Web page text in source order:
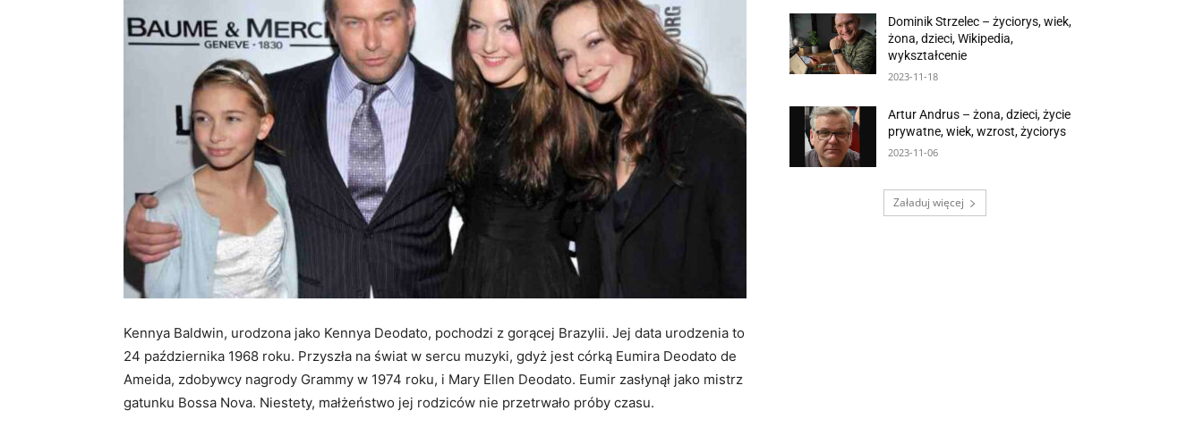
Kennya Baldwin, urodzona jako Kennya Deodato, pochodzi z gorącej Brazylii. Jej data urodzenia to
24 października 1968 roku. Przyszła na świat w sercu muzyki, gdyż jest córką Eumira Deodato de
Ameida, zdobywcy nagrody Grammy w 1974 roku, i Mary Ellen Deodato. Eumir zasłynął jako mistrz
gatunku Bossa Nova. Niestety, małżeństwo jej rodziców nie przetrwało próby czasu.
Dominik Strzelec – życiorys, wiek,
żona, dzieci, Wikipedia,
wykształcenie
2023-11-18
Artur Andrus – żona, dzieci, życie
prywatne, wiek, wzrost, życiorys
2023-11-06
Załaduj więcej